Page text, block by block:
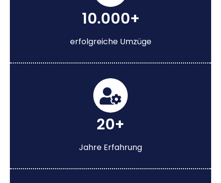
10.000+
erfolgreiche Umzüge
20+
Jahre Erfahrung